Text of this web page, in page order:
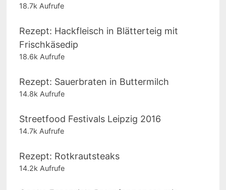
18.7k Aufrufe
Rezept: Hackfleisch in Blätterteig mit
Frischkäsedip
18.6k Aufrufe
Rezept: Sauerbraten in Buttermilch
14.8k Aufrufe
Streetfood Festivals Leipzig 2016
14.7k Aufrufe
Rezept: Rotkrautsteaks
14.2k Aufrufe